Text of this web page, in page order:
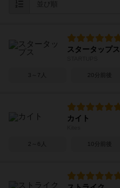
スタータップス
3～7人 20分前後
カイト
2～6人 10分前後